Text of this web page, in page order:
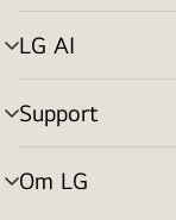
LG AI
menyväxling
Support
menyväxling
Om LG
menyväxling